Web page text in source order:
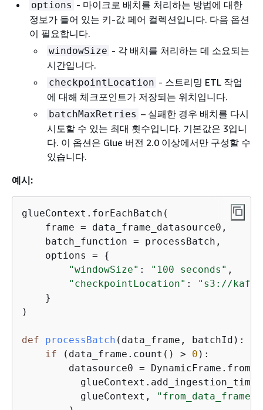
options - 마이크로 배치를 처리하는 방법에 대한
정보가 들어 있는 키-값 페어 컬렉션입니다. 다음 옵션
이 필요합니다.
windowSize - 각 배치를 처리하는 데 소요되는
시간입니다.
checkpointLocation - 스트리밍 ETL 작업
에 대해 체크포인트가 저장되는 위치입니다.
batchMaxRetries – 실패한 경우 배치를 다시
시도할 수 있는 최대 횟수입니다. 기본값은 3입니
다. 이 옵션은 Glue 버전 2.0 이상에서만 구성할 수
있습니다.
예시:
glueContext.forEachBatch(
    frame = data_frame_datasource0,
    batch_function = processBatch,
    options =
{
"windowSize" : "100 seconds" ,
"checkpointLocation" :
"s3://
    }
)
def processBatch ( data_frame, batchId ):
if (data_frame.count() > 0 ):
datasource0 =
          glueContext,
"from_data_frame"